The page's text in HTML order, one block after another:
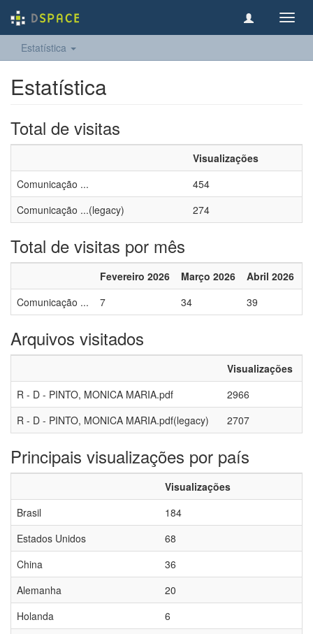
Estatística
Estatística
Total de visitas
Visualizações
Comunicação ...
454
Comunicação ...(legacy)
274
Total de visitas por mês
Fevereiro 2026 Março 2026 Abril 2026
Comunicação ...
7 34 39
Arquivos visitados
Visualizações
R - D - PINTO, MONICA MARIA.pdf
2966
R - D - PINTO, MONICA MARIA.pdf(legacy)
2707
Principais visualizações por país
Visualizações
Brasil
184
Estados Unidos
68
China
36
Alemanha
20
Holanda
6